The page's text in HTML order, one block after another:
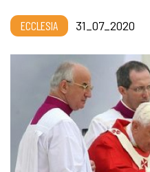
ECCLESIA 31_07_2020